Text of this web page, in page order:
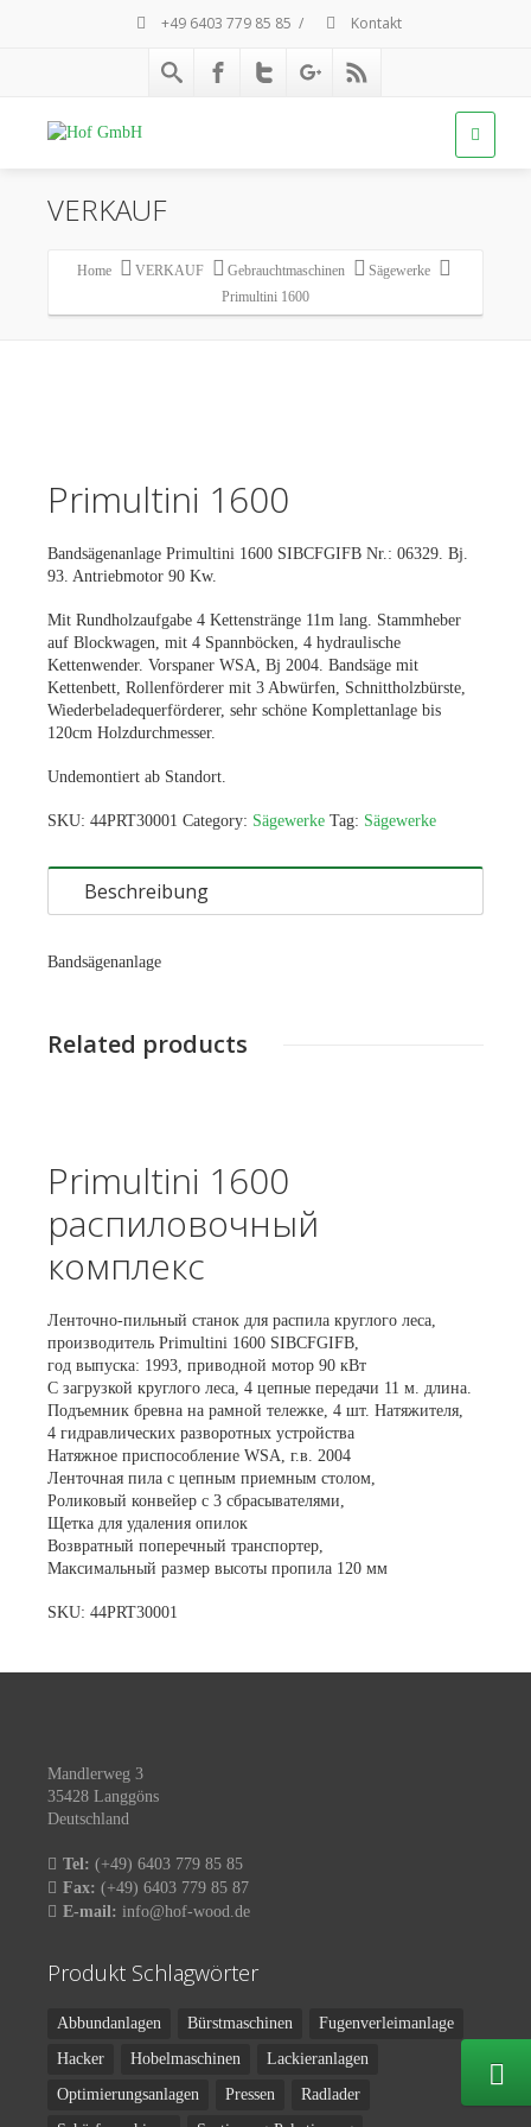
+49 6403 779 85 85 / Kontakt
VERKAUF
Home VERKAUF Gebrauchtmaschinen
Sägewerke
Primultini 1600
Primultini 1600
Bandsägenanlage Primultini 1600 SIBCFGIFB Nr.: 06329. Bj.
93. Antriebmotor 90 Kw.
Mit Rundholzaufgabe 4 Kettenstränge 11m lang. Stammheber
auf Blockwagen, mit 4 Spannböcken, 4 hydraulische
Kettenwender. Vorspaner WSA, Bj 2004. Bandsäge mit
Kettenbett, Rollenförderer mit 3 Abwürfen, Schnittholzbürste,
Wiederbeladequerförderer, sehr schöne Komplettanlage bis
120cm Holzdurchmesser.
Undemontiert ab Standort.
SKU: 44PRT30001 Category: Sägewerke Tag: Sägewerke
Beschreibung
Bandsägenanlage
Related products
Primultini 1600
распиловочный
комплекс
Ленточно-пильный станок для распила круглого леса,
производитель Primultini 1600 SIBCFGIFB,
год выпуска: 1993, приводной мотор 90 кВт
С загрузкой круглого леса, 4 цепные передачи 11 м. длина.
Подъемник бревна на рамной тележке, 4 шт. Натяжителя,
4 гидравлических разворотных устройства
Натяжное приспособление WSA, г.в. 2004
Ленточная пила с цепным приемным столом,
Роликовый конвейер с 3 сбрасывателями,
Щетка для удаления опилок
Возвратный поперечный транспортер,
Максимальный размер высоты пропила 120 мм
SKU: 44PRT30001
Mandlerweg 3
35428 Langgöns
Deutschland
Tel: (+49) 6403 779 85 85
Fax: (+49) 6403 779 85 87
E-mail: info@hof-wood.de
Produkt Schlagwörter
Abbundanlagen Bürstmaschinen
Fugenverleimanlage
Hacker
Hobelmaschinen
Lackieranlagen
Optimierungsanlagen
Pressen
Radlader